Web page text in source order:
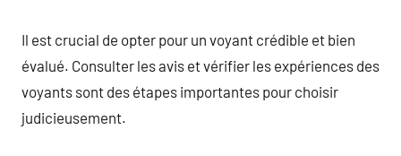
Il est crucial de opter pour un voyant crédible et bien
évalué. Consulter les avis et vérifier les expériences des
voyants sont des étapes importantes pour choisir
judicieusement.